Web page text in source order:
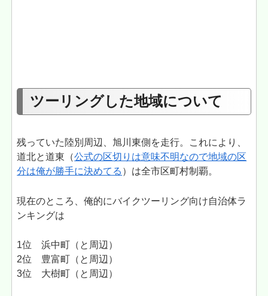
ツーリングした地域について
残っていた陸別周辺、旭川東側を走行。これにより、
道北と道東（公式の区切りは意味不明なので地域の区
分は俺が勝手に決めてる ）は全市区町村制覇。
現在のところ、俺的にバイクツーリング向け自治体ラ
ンキングは
1位 浜中町（と周辺）
2位 豊富町（と周辺）
3位 大樹町（と周辺）